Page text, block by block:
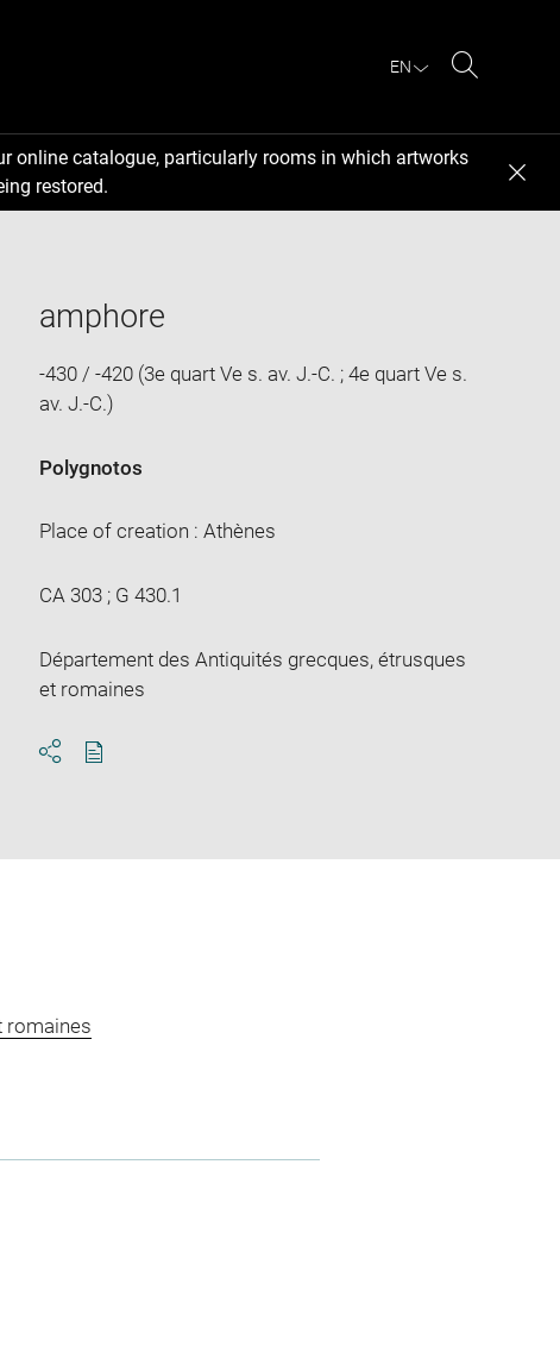
EN
online catalogue, particularly rooms in which artworks
restored.
amphore
-430 / -420 (3e quart Ve s. av. J.-C. ; 4e quart Ve s.
av. J.-C.)
Polygnotos
Place of creation : Athènes
CA 303 ; G 430.1
Département des Antiquités grecques, étrusques
et romaines
romaines